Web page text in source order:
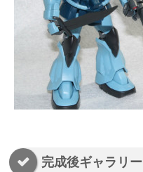
完成後ギャラリー